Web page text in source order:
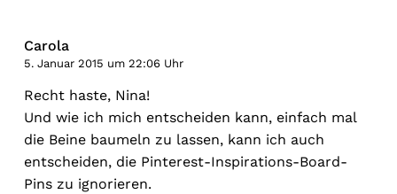
Carola
5. Januar 2015 um 22:06 Uhr
Recht haste, Nina!
Und wie ich mich entscheiden kann, einfach mal
die Beine baumeln zu lassen, kann ich auch
entscheiden, die Pinterest-Inspirations-Board-
Pins zu ignorieren.